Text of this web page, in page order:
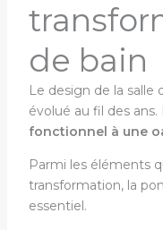
de bain
Le design de la salle
évolué au fil des ans.
fonctionnel à une
Parmi les éléments
transformation, la
essentiel.